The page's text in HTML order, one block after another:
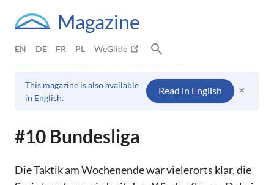
Magazine
EN DE FR PL WeGlide
This magazine is also available
in English.
Read in English ×
#10 Bundesliga
Die Taktik am Wochenende war vielerorts klar, die